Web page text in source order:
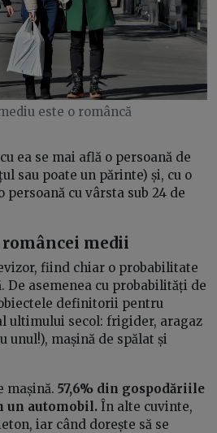
este o româncă
ea se mai află o persoană de
sau poate un părinte) și, cu o
persoană cu vârsta sub 24 de
româncei medii
fiind chiar o probabilitate
De asemenea cu probabilități de
definitorii pentru
ultimului secol: frigider, aragaz
unul!), mașină de spălat și
mașină. 57,6% din gospodăriile
un automobil. În alte cuvinte,
iar când dorește să se